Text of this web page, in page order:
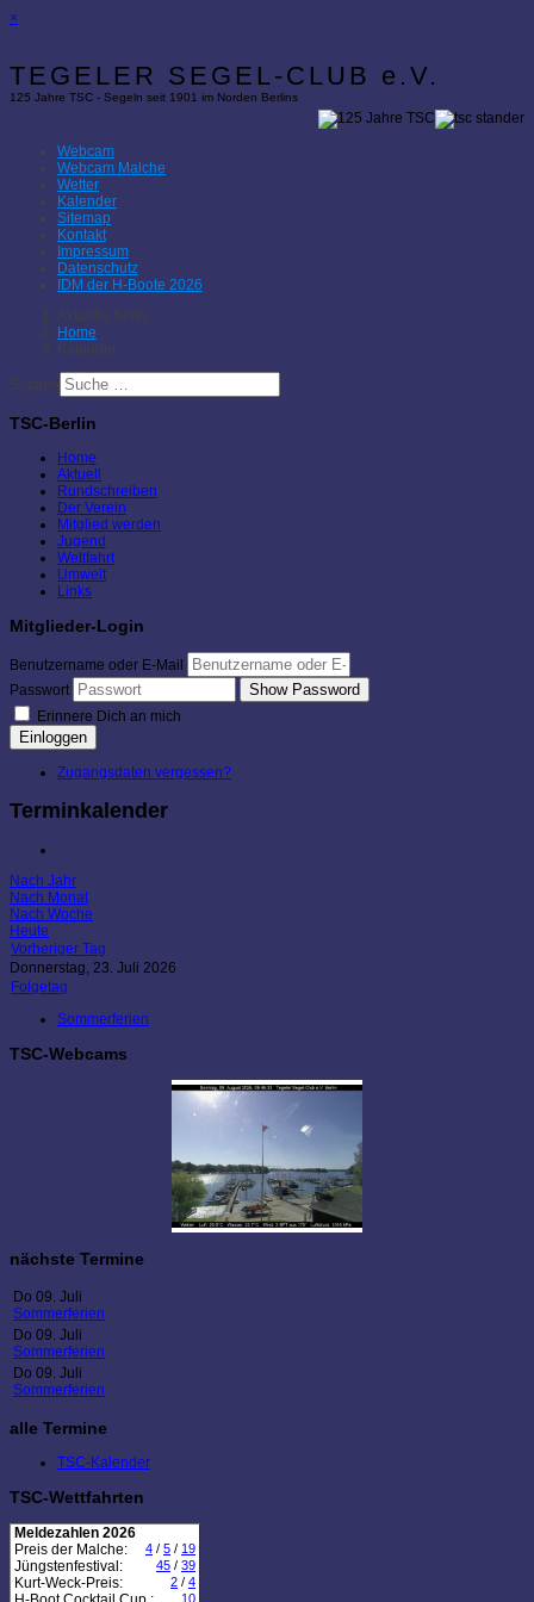
×
TEGELER SEGEL-CLUB e.V.
125 Jahre TSC - Segeln seit 1901 im Norden Berlins
Webcam
Webcam Malche
Wetter
Kalender
Sitemap
Kontakt
Impressum
Datenschutz
IDM der H-Boote 2026
Aktuelle Seite:
Home
Kalender
Suchen
TSC-Berlin
Home
Aktuell
Rundschreiben
Der Verein
Mitglied werden
Jugend
Wettfahrt
Umwelt
Links
Mitglieder-Login
Benutzername oder E-Mail
Passwort
Show Password
Erinnere Dich an mich
Einloggen
Zugangsdaten vergessen?
Terminkalender
Nach Jahr
Nach Monat
Nach Woche
Heute
Vorheriger Tag
Donnerstag, 23. Juli 2026
Folgetag
Sommerferien
TSC-Webcams
nächste Termine
Do 09. Juli
Sommerferien
Do 09. Juli
Sommerferien
Do 09. Juli
Sommerferien
alle Termine
TSC-Kalender
TSC-Wettfahrten
Meldezahlen 2026
Preis der Malche:
4 / 5 / 19
Jüngstenfestival: 45 / 39
Kurt-Weck-Preis: 2 / 4
10